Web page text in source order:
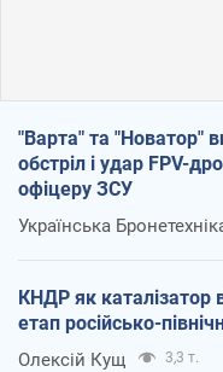
"Варта" та "Новатор"
обстріл і удар FPV-
офіцеру ЗСУ
Українська
КНДР як каталізатор
етап російсько-
Олексій Кущ 3,3 т.